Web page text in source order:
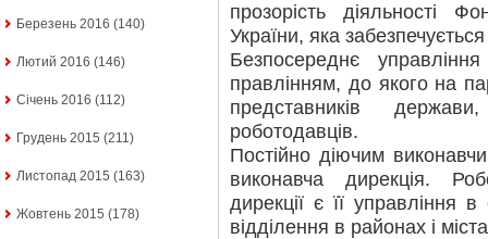
Березень 2016 (140)
Лютий 2016 (146)
Січень 2016 (112)
Грудень 2015 (211)
Листопад 2015 (163)
Жовтень 2015 (178)
прозорість діяльності
України, яка
Безпосереднє
правлінням, до якого на
представників
роботодавців.
Постійно діючим
виконавча дирекція.
дирекції є її управління
відділення в районах і